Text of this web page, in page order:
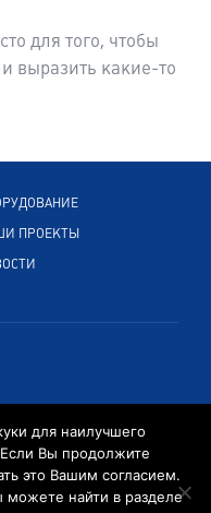
для того, чтобы
выразить какие-то
ПРОЕКТЫ
Кельн, Германия
для наилучшего
Вы продолжите
это Вашим согласием.
найти в разделе